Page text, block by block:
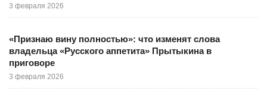
3 февраля 2026
«Признаю вину полностью»: что изменят слова
владельца «Русского аппетита» Прытыкина в
приговоре
3 февраля 2026